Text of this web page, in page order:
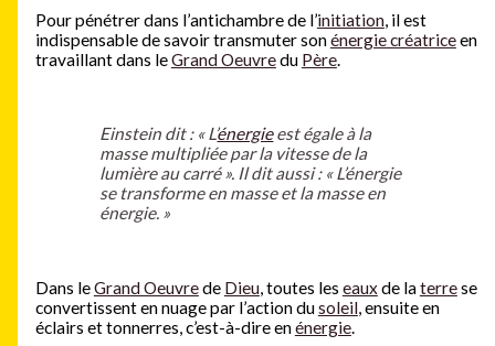
Pour pénétrer dans l’antichambre de l’initiation, il est
indispensable de savoir transmuter sonénergie créatriceen
travaillant dans leGrand Oeuvredu Père.
Einstein dit : « L’énergieest égale à la
masse multipliée par la vitesse de la
lumière au carré ». Il dit aussi : « L’énergie
se transforme en masse et la masse en
énergie. »
Dans leGrand Oeuvrede Dieu, toutes les eauxde laterrese
convertissent en nuage par l’action dusoleil, ensuite en
éclairs et tonnerres, c’est-à-dire enénergie.